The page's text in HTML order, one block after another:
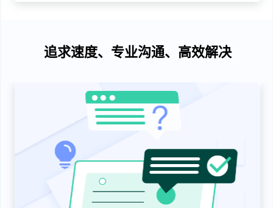
追求速度、专业沟通、高效解决